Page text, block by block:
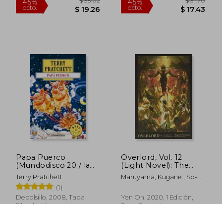
45% 45%
Papa Puerco
(Mundodisco 20 / la
Muerte 4 / los Magos
7)
Terry Pratchett
(1)
Debolsillo, 2008, Tapa
Overlord, Vol. 12
(Light Novel): The
Paladin of the Sacred
Kingdom Part i (en
Maruyama, Kugane ; So-
Yen On, 2020, 1 Edición,